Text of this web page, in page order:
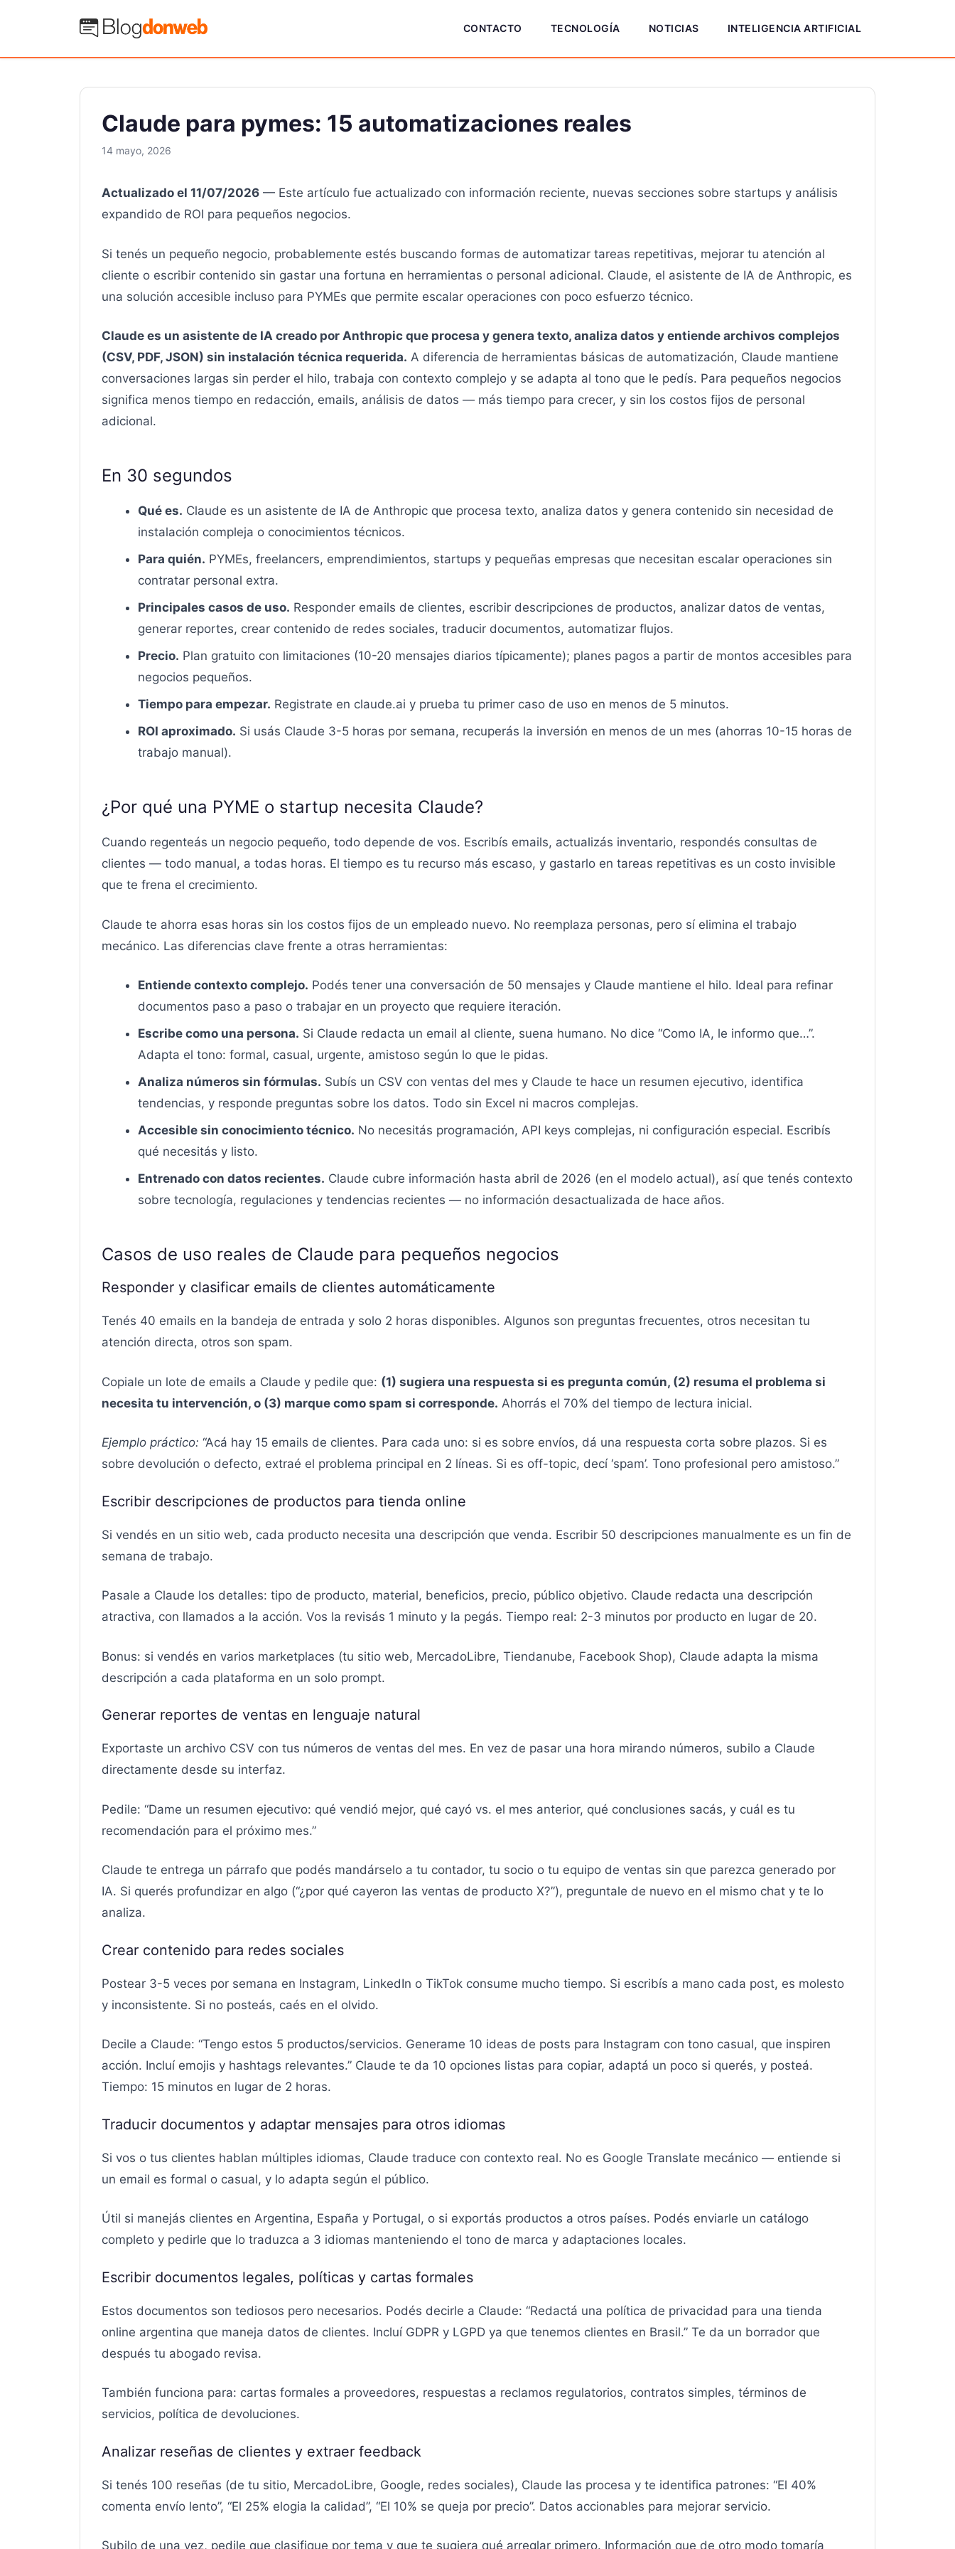
Blog Donweb CONTACTO TECNOLOGÍA NOTICIAS INTELIGENCIA ARTIFICIAL
Claude para pymes: 15 automatizaciones reales
14 mayo, 2026
Actualizado el 11/07/2026 — Este artículo fue actualizado con información reciente, nuevas secciones sobre startups y análisis
expandido de ROI para pequeños negocios.
Si tenés un pequeño negocio, probablemente estés buscando formas de automatizar tareas repetitivas, mejorar tu atención al
cliente o escribir contenido sin gastar una fortuna en herramientas o personal adicional. Claude, el asistente de IA de Anthropic, es
una solución accesible incluso para PYMEs que permite escalar operaciones con poco esfuerzo técnico.
Claude es un asistente de IA creado por Anthropic que procesa y genera texto, analiza datos y entiende archivos complejos
(CSV, PDF, JSON) sin instalación técnica requerida. A diferencia de herramientas básicas de automatización, Claude mantiene
conversaciones largas sin perder el hilo, trabaja con contexto complejo y se adapta al tono que le pedís. Para pequeños negocios
significa menos tiempo en redacción, emails, análisis de datos — más tiempo para crecer, y sin los costos fijos de personal
adicional.
En 30 segundos
Qué es. Claude es un asistente de IA de Anthropic que procesa texto, analiza datos y genera contenido sin necesidad de
instalación compleja o conocimientos técnicos.
Para quién. PYMEs, freelancers, emprendimientos, startups y pequeñas empresas que necesitan escalar operaciones sin
contratar personal extra.
Principales casos de uso. Responder emails de clientes, escribir descripciones de productos, analizar datos de ventas,
generar reportes, crear contenido de redes sociales, traducir documentos, automatizar flujos.
Precio. Plan gratuito con limitaciones (10-20 mensajes diarios típicamente); planes pagos a partir de montos accesibles para
negocios pequeños.
Tiempo para empezar. Registrate en claude.ai y prueba tu primer caso de uso en menos de 5 minutos.
ROI aproximado. Si usás Claude 3-5 horas por semana, recuperás la inversión en menos de un mes (ahorras 10-15 horas de
trabajo manual).
¿Por qué una PYME o startup necesita Claude?
Cuando regenteás un negocio pequeño, todo depende de vos. Escribís emails, actualizás inventario, respondés consultas de
clientes — todo manual, a todas horas. El tiempo es tu recurso más escaso, y gastarlo en tareas repetitivas es un costo invisible
que te frena el crecimiento.
Claude te ahorra esas horas sin los costos fijos de un empleado nuevo. No reemplaza personas, pero sí elimina el trabajo
mecánico. Las diferencias clave frente a otras herramientas:
Entiende contexto complejo. Podés tener una conversación de 50 mensajes y Claude mantiene el hilo. Ideal para refinar
documentos paso a paso o trabajar en un proyecto que requiere iteración.
Escribe como una persona. Si Claude redacta un email al cliente, suena humano. No dice “Como IA, le informo que…”.
Adapta el tono: formal, casual, urgente, amistoso según lo que le pidas.
Analiza números sin fórmulas. Subís un CSV con ventas del mes y Claude te hace un resumen ejecutivo, identifica
tendencias, y responde preguntas sobre los datos. Todo sin Excel ni macros complejas.
Accesible sin conocimiento técnico. No necesitás programación, API keys complejas, ni configuración especial. Escribís
qué necesitás y listo.
Entrenado con datos recientes. Claude cubre información hasta abril de 2026 (en el modelo actual), así que tenés contexto
sobre tecnología, regulaciones y tendencias recientes — no información desactualizada de hace años.
Casos de uso reales de Claude para pequeños negocios
Responder y clasificar emails de clientes automáticamente
Tenés 40 emails en la bandeja de entrada y solo 2 horas disponibles. Algunos son preguntas frecuentes, otros necesitan tu
atención directa, otros son spam.
Copiale un lote de emails a Claude y pedile que: (1) sugiera una respuesta si es pregunta común, (2) resuma el problema si
necesita tu intervención, o (3) marque como spam si corresponde. Ahorrás el 70% del tiempo de lectura inicial.
Ejemplo práctico: “Acá hay 15 emails de clientes. Para cada uno: si es sobre envíos, dá una respuesta corta sobre plazos. Si es
sobre devolución o defecto, extraé el problema principal en 2 líneas. Si es off-topic, decí ‘spam’. Tono profesional pero amistoso.”
Escribir descripciones de productos para tienda online
Si vendés en un sitio web, cada producto necesita una descripción que venda. Escribir 50 descripciones manualmente es un fin de
semana de trabajo.
Pasale a Claude los detalles: tipo de producto, material, beneficios, precio, público objetivo. Claude redacta una descripción
atractiva, con llamados a la acción. Vos la revisás 1 minuto y la pegás. Tiempo real: 2-3 minutos por producto en lugar de 20.
Bonus: si vendés en varios marketplaces (tu sitio web, MercadoLibre, Tiendanube, Facebook Shop), Claude adapta la misma
descripción a cada plataforma en un solo prompt.
Generar reportes de ventas en lenguaje natural
Exportaste un archivo CSV con tus números de ventas del mes. En vez de pasar una hora mirando números, subilo a Claude
directamente desde su interfaz.
Pedile: “Dame un resumen ejecutivo: qué vendió mejor, qué cayó vs. el mes anterior, qué conclusiones sacás, y cuál es tu
recomendación para el próximo mes.”
Claude te entrega un párrafo que podés mandárselo a tu contador, tu socio o tu equipo de ventas sin que parezca generado por
IA. Si querés profundizar en algo (“¿por qué cayeron las ventas de producto X?”), preguntale de nuevo en el mismo chat y te lo
analiza.
Crear contenido para redes sociales
Postear 3-5 veces por semana en Instagram, LinkedIn o TikTok consume mucho tiempo. Si escribís a mano cada post, es molesto
y inconsistente. Si no posteás, caés en el olvido.
Decile a Claude: “Tengo estos 5 productos/servicios. Generame 10 ideas de posts para Instagram con tono casual, que inspiren
acción. Incluí emojis y hashtags relevantes.” Claude te da 10 opciones listas para copiar, adaptá un poco si querés, y posteá.
Tiempo: 15 minutos en lugar de 2 horas.
Traducir documentos y adaptar mensajes para otros idiomas
Si vos o tus clientes hablan múltiples idiomas, Claude traduce con contexto real. No es Google Translate mecánico — entiende si
un email es formal o casual, y lo adapta según el público.
Útil si manejás clientes en Argentina, España y Portugal, o si exportás productos a otros países. Podés enviarle un catálogo
completo y pedirle que lo traduzca a 3 idiomas manteniendo el tono de marca y adaptaciones locales.
Escribir documentos legales, políticas y cartas formales
Estos documentos son tediosos pero necesarios. Podés decirle a Claude: “Redactá una política de privacidad para una tienda
online argentina que maneja datos de clientes. Incluí GDPR y LGPD ya que tenemos clientes en Brasil.” Te da un borrador que
después tu abogado revisa.
También funciona para: cartas formales a proveedores, respuestas a reclamos regulatorios, contratos simples, términos de
servicios, política de devoluciones.
Analizar reseñas de clientes y extraer feedback
Si tenés 100 reseñas (de tu sitio, MercadoLibre, Google, redes sociales), Claude las procesa y te identifica patrones: “El 40%
comenta envío lento”, “El 25% elogia la calidad”, “El 10% se queja por precio”. Datos accionables para mejorar servicio.
Subilo de una vez, pedile que clasifique por tema y que te sugiera qué arreglar primero. Información que de otro modo tomaría